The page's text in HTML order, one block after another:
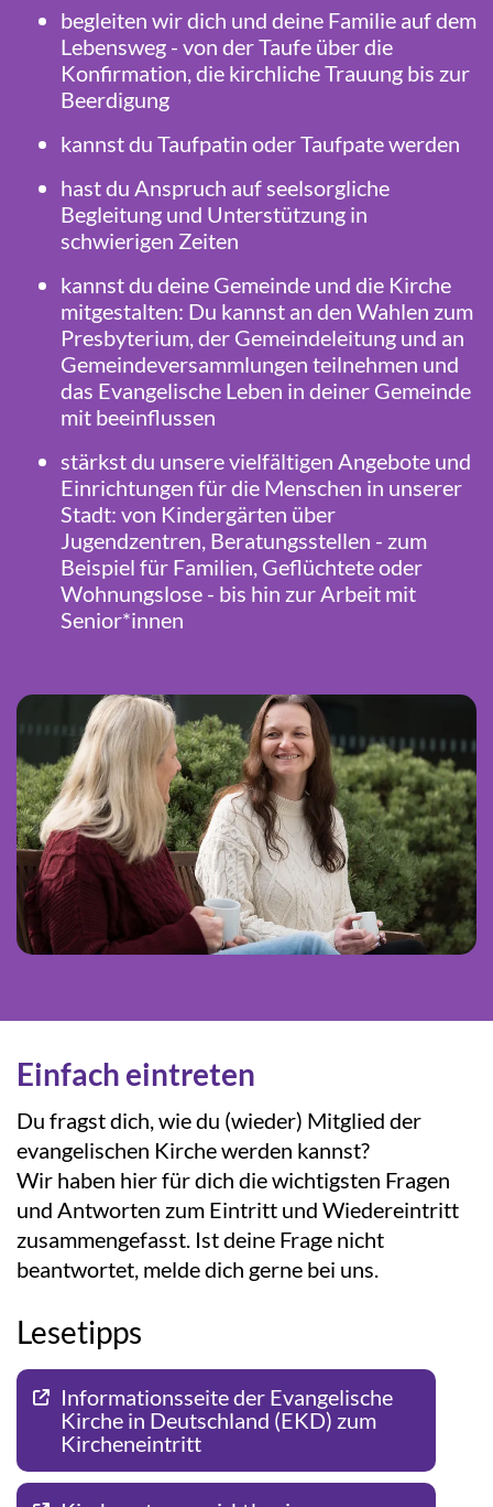
begleiten wir dich und deine Familie auf dem
Lebensweg - von der Taufe über die
Konfirmation, die kirchliche Trauung bis zur
Beerdigung
kannst du Taufpatin oder Taufpate werden
hast du Anspruch auf seelsorgliche
Begleitung und Unterstützung in
schwierigen Zeiten
kannst du deine Gemeinde und die Kirche
mitgestalten: Du kannst an den Wahlen zum
Presbyterium, der Gemeindeleitung und an
Gemeindeversammlungen teilnehmen und
das Evangelische Leben in deiner Gemeinde
mit beeinflussen
stärkst du unsere vielfältigen Angebote und
Einrichtungen für die Menschen in unserer
Stadt: von Kindergärten über
Jugendzentren, Beratungsstellen - zum
Beispiel für Familien, Geflüchtete oder
Wohnungslose - bis hin zur Arbeit mit
Senior*innen
Einfach eintreten
Du fragst dich, wie du (wieder) Mitglied der
evangelischen Kirche werden kannst?
Wir haben hier für dich die wichtigsten Fragen
und Antworten zum Eintritt und Wiedereintritt
zusammengefasst. Ist deine Frage nicht
beantwortet, melde dich gerne bei uns.
Lesetipps
Informationsseite der Evangelische
Kirche in Deutschland (EKD) zum
Kircheneintritt